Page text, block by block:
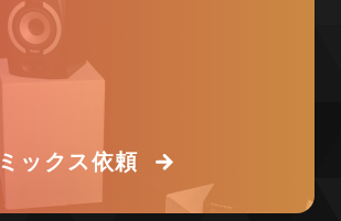
ミックス依頼